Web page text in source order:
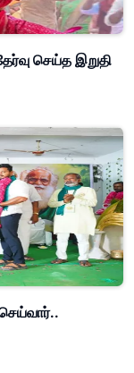
செய்த இறுதி